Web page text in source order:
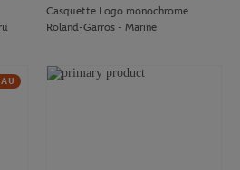
Casquette Logo monochrome
Roland-Garros - Marine